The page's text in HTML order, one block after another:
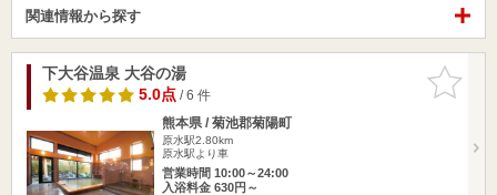
関連情報から探す
お気に入
りに追加
下大谷温泉 大谷の湯
5.0点/ 6 件
熊本県 / 菊池郡菊陽町
原水駅2.80km
原水駅より車
営業時間 10:00～24:00
入浴料金 630円～